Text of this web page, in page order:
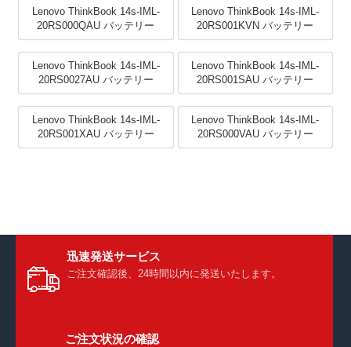
Lenovo ThinkBook 14s-IML-
20RS000QAU バッテリー
Lenovo ThinkBook 14s-IML-
20RS001KVN バッテリー
Lenovo ThinkBook 14s-IML-
20RS0027AU バッテリー
Lenovo ThinkBook 14s-IML-
20RS001SAU バッテリー
Lenovo ThinkBook 14s-IML-
20RS001XAU バッテリー
Lenovo ThinkBook 14s-IML-
20RS000VAU バッテリー
迅速発送サービス
ご注文確認後、24時間以内に発送いたします。
ご注文状況の確認